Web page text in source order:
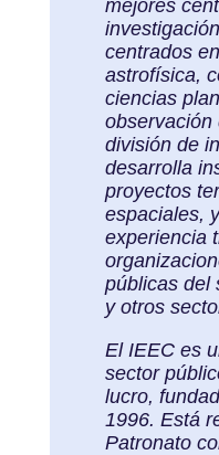
mejores
centrados
astrofísica,
ciencias
observación
división de
desarrolla
proyectos
espaciales,
experiencia
públicas del
y otros
El IEEC es
sector
lucro,
1996. Está
Patronato